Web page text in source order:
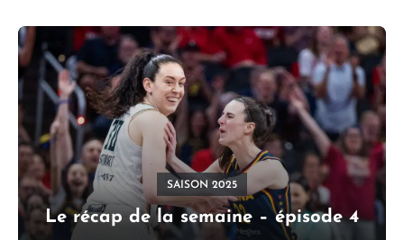
SAISON 2025
Le récap de la semaine – épisode 4